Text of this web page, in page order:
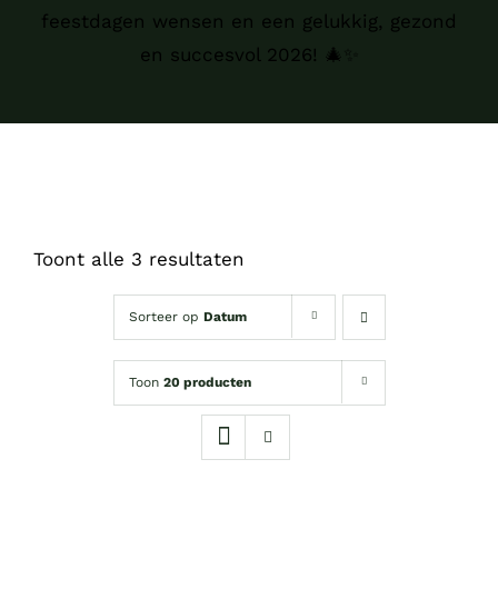
feestdagen wensen en een gelukkig, gezond
en succesvol 2026! 🎄✨
Toont alle 3 resultaten
Sorteer op Datum
Toon 20 producten